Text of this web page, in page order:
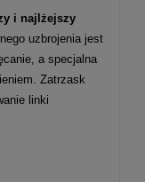
i najlżejszy
uzbrojenia jest
a specjalna
Zatrzask
linki